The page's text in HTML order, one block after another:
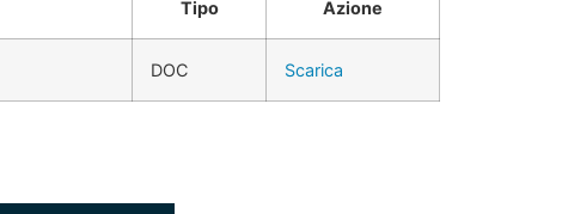
Tipo Azione
DOC Scarica